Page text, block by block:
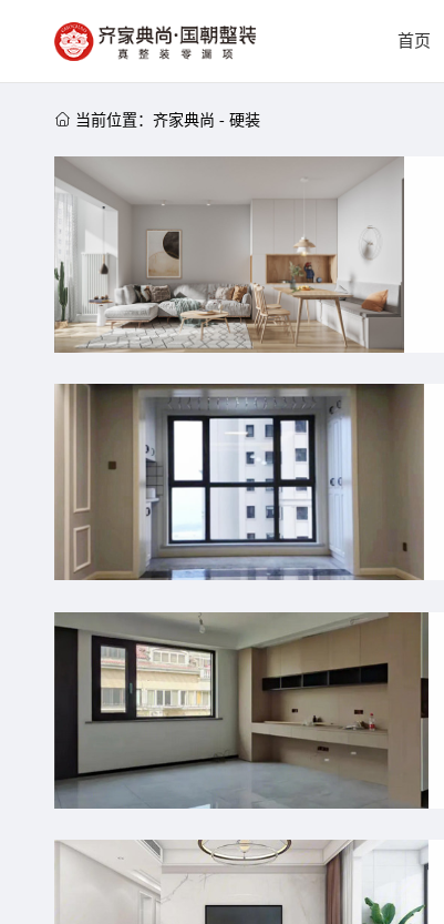
首页
 当前位置： 齐家典尚 -硬装